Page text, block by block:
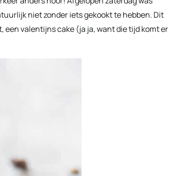
niet zonder iets gekookt te hebben. Dit
een valentijns cake (ja ja, want die tijd komt er